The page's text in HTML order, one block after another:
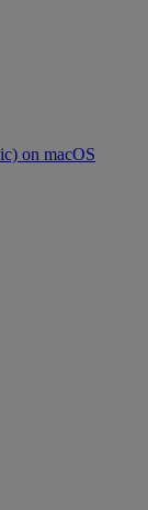
on macOS